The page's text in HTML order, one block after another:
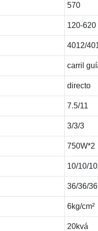
570
120-620
4012/
carril
directo
7.5/11
3/3/3
750W*2
10/10/10
36/36/
6kg/cm²
20kvá